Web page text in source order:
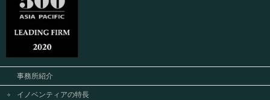
事務所紹介
イノベンティアの特長